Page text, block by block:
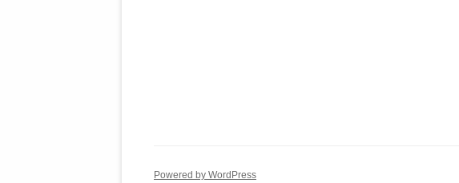
Powered by WordPress